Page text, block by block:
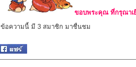
ขอบพระคุณ ที่กรุณาเ
ข้อความนี้ มี 3 สมาชิก มาชื่นชม